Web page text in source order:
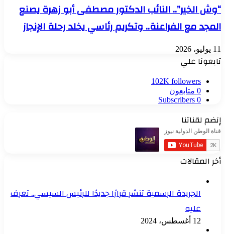
“وش الخير”.. النائب الدكتور مصطفى أبو زهرة يصنع
المجد مع الفراعنة.. وتكريم رئاسي يخلد رحلة الإنجاز
11 يوليو، 2026
تابعونا علي
102K followers
0 متابعون
0
Subscribers
إنضم لقناتنا
أخر المقالات
الجريدة الرسمية تنشر قرارًا جديدًا للرئيس السيسي.. تعرف
عليه
12 أغسطس، 2024